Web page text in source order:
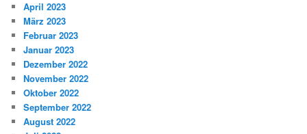
April 2023
März 2023
Februar 2023
Januar 2023
Dezember 2022
November 2022
Oktober 2022
September 2022
August 2022